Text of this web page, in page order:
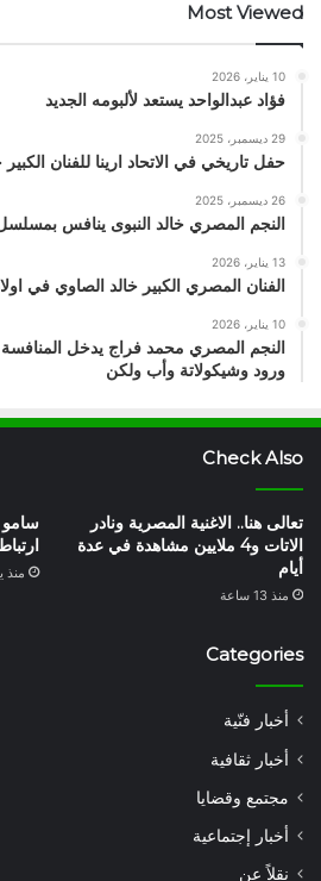
Most Viewed
10 يناير، 2026
فؤاد عبدالواحد يستعد لألبومه الجديد
29 ديسمبر، 2025
حفل تاريخي في الاتحاد ارينا للفنان
26 ديسمبر، 2025
النجم المصري خالد النبوى ينافس
13 يناير، 2026
الفنان المصري الكبير خالد الصاوي في
10 يناير، 2026
النجم المصري محمد فراج يدخل
ورود وشيكولاتة وأب ولكن
Check Also
تعالى هنا.. الاغنية المصرية ونادر
الاتات و4 ملايين مشاهدة في عدة
أيام
منذ 13 ساعة
سامو
منذ
Categories
أخبار فنّية
أخبار ثقافية
مجتمع وقضايا
أخبار إجتماعية
نقلاً عن